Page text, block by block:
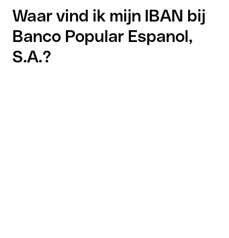
Waar vind ik mijn IBAN bij
Banco Popular Espanol,
S.A.?